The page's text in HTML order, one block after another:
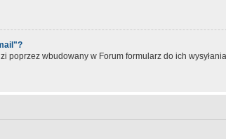
poprzez wbudowany w Forum formularz do ich